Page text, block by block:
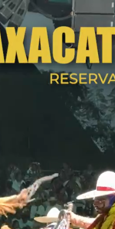
DE MUERTOS 2026